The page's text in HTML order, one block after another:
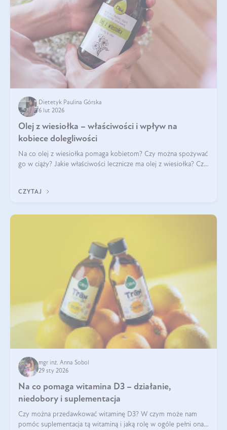
Dietetyk Paulina Górska
6 lut 2026
Olej z wiesiołka – właściwości i wpływ na
kobiece dolegliwości
Na co olej z wiesiołka pomaga kobietom? Czy można spożywać
go w ciąży? Jakie właściwości lecznicze ma olej z wiesiołka? Czy
CZYTAJ
mgr inż. Anna Sobol
29 sty 2026
Na co pomaga witamina D3 – działanie,
niedobory i suplementacja
Czy można przedawkować witaminę D3? W czym może nam
pomóc suplementacja tą witaminą i jaką rolę w ogóle pełni ona